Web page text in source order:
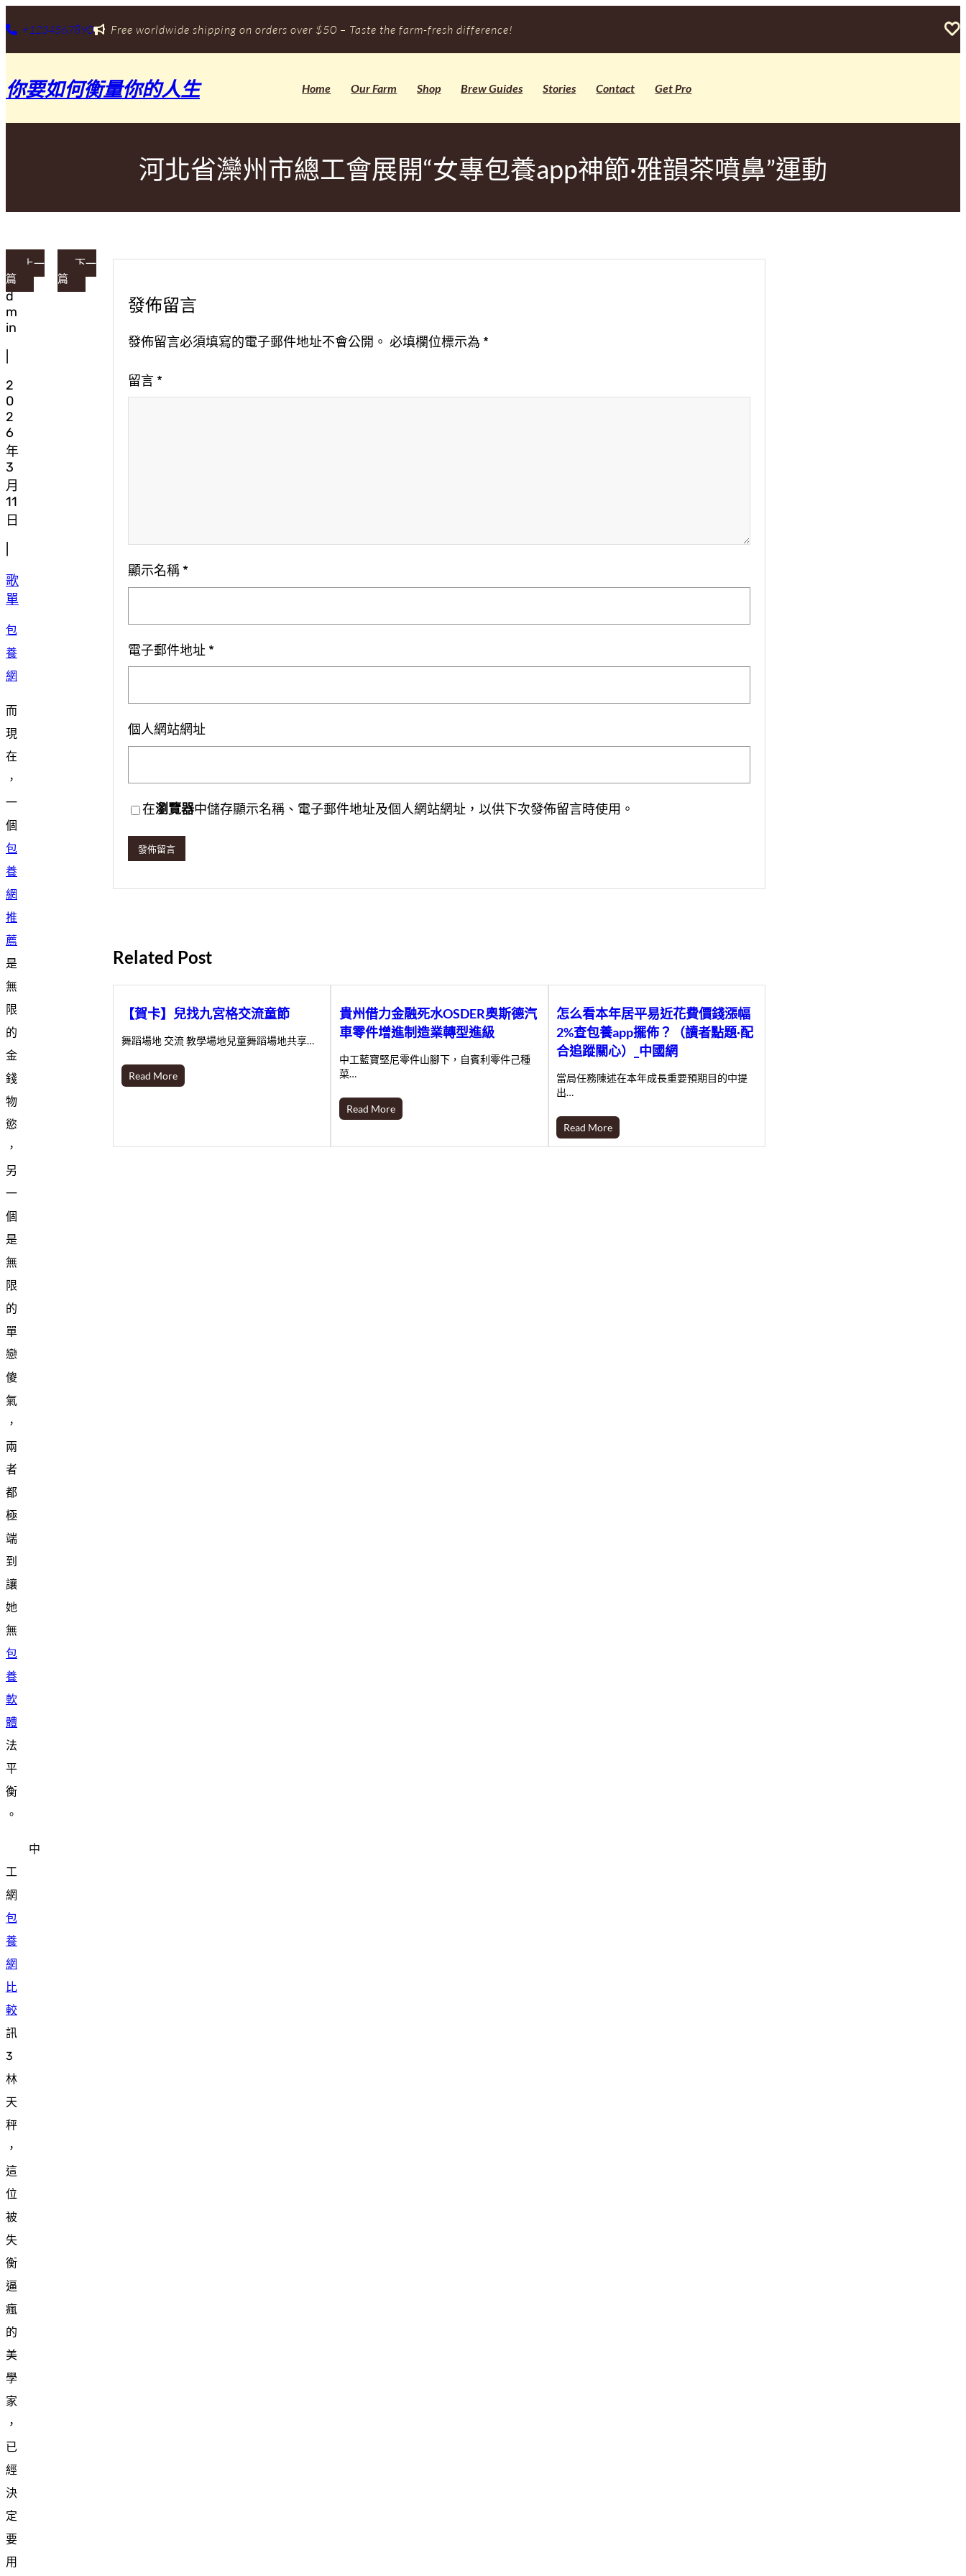
至
要
容
+1234567890 Free worldwide shipping on orders over $50 – Taste the farm-fresh difference!
你要如何衡量你的人生 Home Our Farm Shop Brew Guides Stories Contact Get Pro
河北省灤州市總工會展開“女專包養app神節·雅韻茶噴鼻”運動
a
d
m
in
2
0
2
6
年
3
月
11
日
歌
單
包
養
網
而
現
在
，
一
個
包
養
網
推
薦
是
無
限
的
金
錢
物
慾
，
另
一
個
是
無
限
的
單
戀
傻
氣
，
兩
者
都
極
端
到
讓
她
無
包
養
軟
體
法
平
衡
。
中
工
網
包
養
網
比
較
訊
3
林
天
秤
，
這
位
被
失
衡
逼
瘋
的
美
學
家
，
已
經
決
定
要
用
上一
篇
下一
篇
發佈留言
發佈留言必須填寫的電子郵件地址不會公開。 必填欄位標示為 *
留言 *
顯示名稱 *
電子郵件地址 *
個人網站網址
在瀏覽器中儲存顯示名稱、電子郵件地址及個人網站網址，以供下次發佈留言時使用。
Related Post
【賀卡】兒找九宮格交流童節
舞蹈場地 交流 教學場地兒童舞蹈場地共享…
Read More
貴州借力金融死水OSDER奧斯德汽
車零件增進制造業轉型進級
中工藍寶堅尼零件山腳下，自賓利零件己種
菜…
Read More
怎么看本年居平易近花費價錢漲幅
2%查包養app擺佈？（讀者點題·配
合追蹤關心）_中國網
當局任務陳述在本年成長重要預期目的中提
出…
Read More